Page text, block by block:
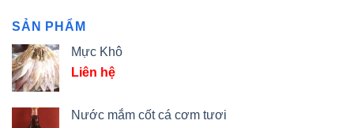
SẢN PHẨM
Mực Khô
Liên hệ
Nước mắm cốt cá cơm tươi